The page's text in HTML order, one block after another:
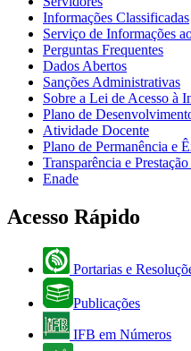
Informações Classificadas
Serviço de Informações
Perguntas Frequentes
Dados Abertos
Sanções Administrativas
Sobre a Lei de Acesso à
Plano de
Atividade Docente
Plano de Permanência e
Transparência e
Enade
Acesso Rápido
Portarias e
Publicações
IFB em Números